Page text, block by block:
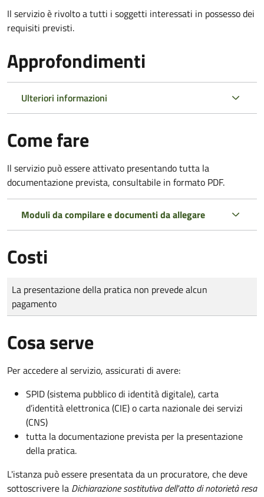
Il servizio è rivolto a tutti i soggetti interessati in possesso dei
requisiti previsti.
Approfondimenti
Ulteriori informazioni
Come fare
Il servizio può essere attivato presentando tutta la
documentazione prevista, consultabile in formato PDF.
Moduli da compilare e documenti da allegare
Costi
Tipo di pagamento
Importo
La presentazione della pratica non prevede alcun
pagamento
Cosa serve
Per accedere al servizio, assicurati di avere:
SPID (sistema pubblico di identità digitale), carta
d’identità elettronica (CIE) o carta nazionale dei servizi
(CNS)
tutta la documentazione prevista per la presentazione
della pratica.
L'istanza può essere presentata da un procuratore, che deve
sottoscrivere la Dichiarazione sostitutiva dell'atto di notorietà resa